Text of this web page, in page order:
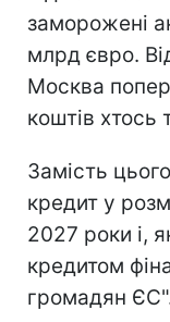
заморожені
млрд євро.
Москва
коштів хтось
Замість
кредит у
2027 роки і,
кредитом
громадян